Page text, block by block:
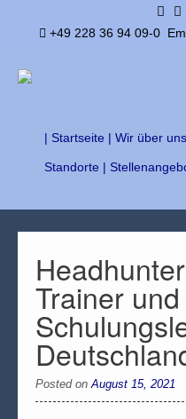
+49 228 36 94 09-0
| Startseite | Wir über
Standorte |
Trainer und
Posted onAugust 15, 2021